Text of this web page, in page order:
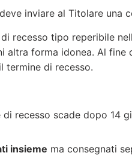
inviare al Titolare
recesso tipo reperibile
forma idonea. Al
termine di recesso.
di recesso scade dopo 14
insieme ma consegnati